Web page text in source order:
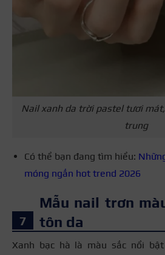
Nail xanh da trời pastel tươi
trung
Có thể bạn đang tìm hiểu:
móng ngắn hot trend 2026
Mẫu nail trơn
tôn da
Xanh bạc hà là màu sắc nổi